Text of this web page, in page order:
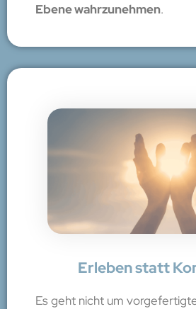
Ebene wahrzunehmen.
Erleben statt
Es geht nicht um